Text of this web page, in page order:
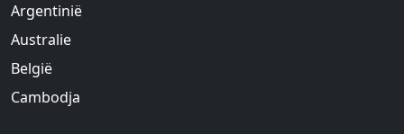
Argentinië
Australie
België
Cambodja